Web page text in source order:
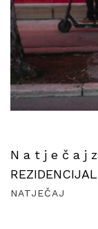
N a t j e č a j
NATJEČAJ